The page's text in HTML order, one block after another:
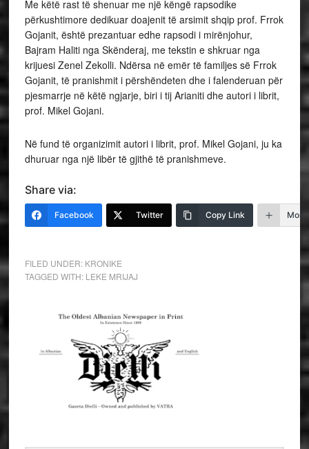
Me këtë rast të shenuar me një këngë rapsodike
përkushtimore dedikuar doajenit të arsimit shqip prof. Frrok
Gojanit, është prezantuar edhe rapsodi i mirënjohur,
Bajram Haliti nga Skënderaj, me tekstin e shkruar nga
krijuesi Zenel Zekolli. Ndërsa në emër të familjes së Frrok
Gojanit, të pranishmit i përshëndeten dhe i falenderuan për
pjesmarrje në këtë ngjarje, biri i tij Arianiti dhe autori i librit,
prof. Mikel Gojani.
Në fund të organizimit autori i librit, prof. Mikel Gojani, ju ka
dhuruar nga një libër të gjithë të pranishmeve.
Share via:
Facebook Twitter Copy Link More
FILED UNDER: KRONIKE
TAGGED WITH: LEKE MRIJAJ